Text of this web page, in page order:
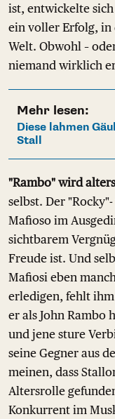
ist, entwickelte
ein voller Erfolg, in
Welt. Obwohl –
niemand wirklich
Mehr lesen:
Diese lahmen
Stall
"Rambo" wird
selbst. Der
Mafioso im
sichtbarem
Freude ist. Und
Mafiosi eben
erledigen, fehlt
er als John Rambo
und jene sture
seine Gegner aus
meinen, dass
Altersrolle
Konkurrent im